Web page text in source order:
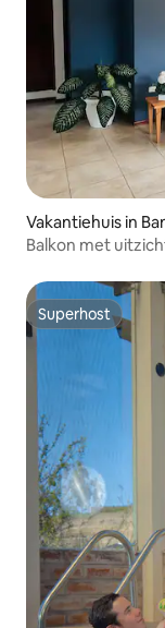
Vakantiehuis in
Balkon met
Superhost
Superhost